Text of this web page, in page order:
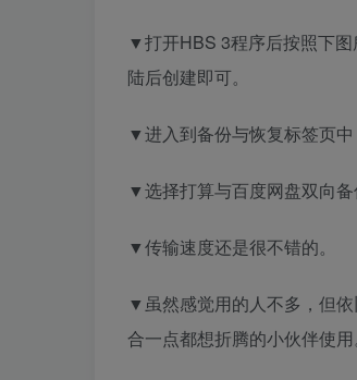
▼打开HBS 3程序后按照下
陆后创建即可。
▼进入到备份与恢复标签页中
▼选择打算与百度网盘双向备
▼传输速度还是很不错的。
▼虽然感觉用的人不多，但
合一点都想折腾的小伙伴使用